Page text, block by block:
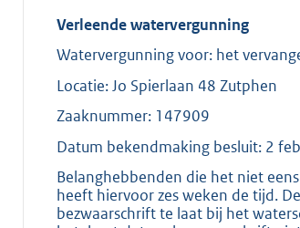
Verleende watervergunning
Watervergunning voor: het
Locatie: Jo Spierlaan 48 Zutphen
Zaaknummer: 147909
Datum bekendmaking besluit: 2
Belanghebbenden die het niet
heeft hiervoor zes weken de tijd.
bezwaarschrift te laat bij het